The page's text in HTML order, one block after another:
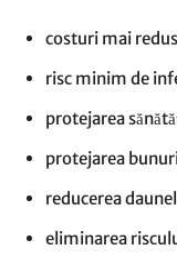
costuri mai
risc minim de
protejarea
protejarea
reducerea
eliminarea